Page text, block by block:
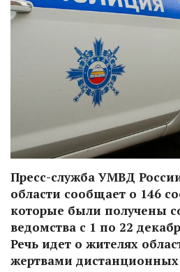
Пресс-служба УМВД
области сообщает о 146
которые были получены
ведомства с 1 по 22
Речь идет о жителях
жертвами дистанционных